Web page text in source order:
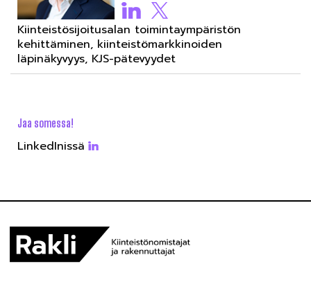
Kiinteistösijoitusalan toimintaympäristön
kehittäminen, kiinteistömarkkinoiden
läpinäkyvyys, KJS-pätevyydet
Jaa somessa!
LinkedInissä